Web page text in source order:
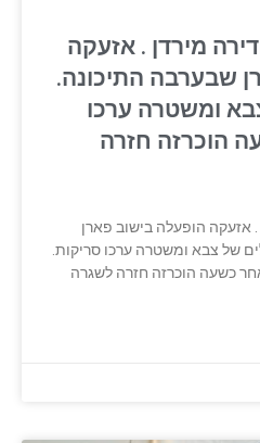
מירדן . אזעקה
שבערבה התיכונה.
ומשטרה ערכו
הוכרזה חזרה
אזעקה הופעלה בישוב פארן
של צבא ומשטרה ערכו סריקות.
כשעה הוכרזה חזרה לשגרה